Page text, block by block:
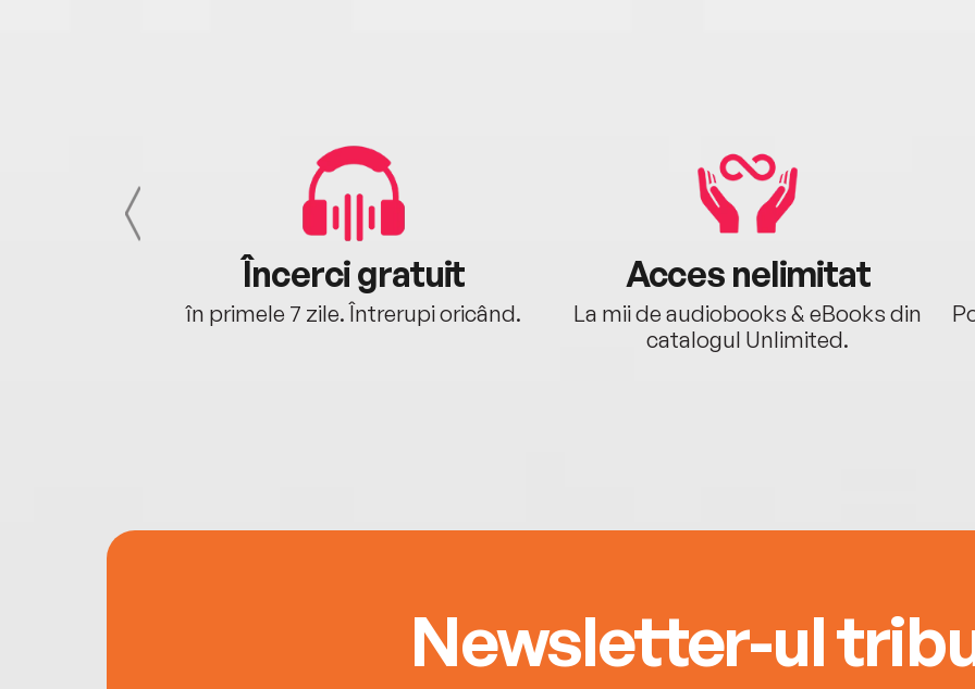
Încerci gratuit
în primele 7 zile. Întrerupi oricând.
Acces nelimitat
La mii de audiobooks & eBooks din
catalogul Unlimited.
Newsletter-ul